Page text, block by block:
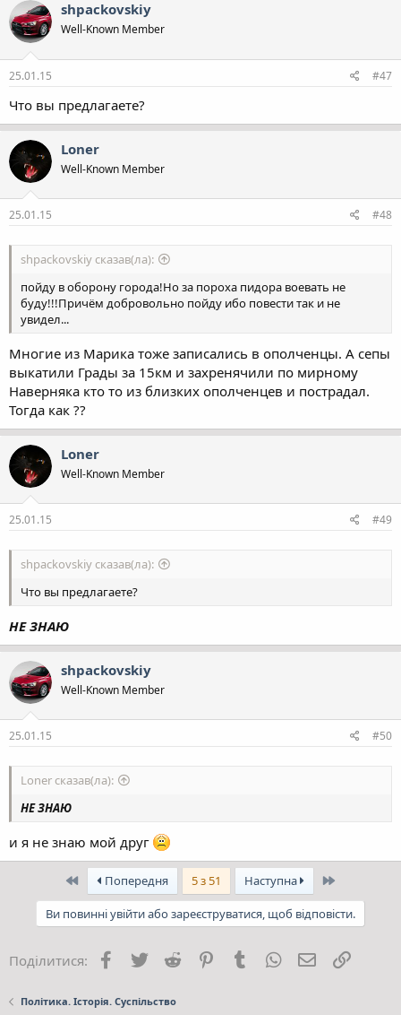
shpackovskiy
Well-Known Member
25.01.15 #47
Что вы предлагаете?
Loner
Well-Known Member
25.01.15 #48
shpackovskiy сказав(ла):
пойду в оборону города!Но за пороха пидора воевать не
буду!!!Причём добровольно пойду ибо повести так и не
увидел...
Многие из Марика тоже записались в ополченцы. А сепы
выкатили Грады за 15км и захренячили по мирному
Наверняка кто то из близких ополченцев и пострадал.
Тогда как ??
Loner
Well-Known Member
25.01.15 #49
shpackovskiy сказав(ла):
Что вы предлагаете?
НЕ ЗНАЮ
shpackovskiy
Well-Known Member
25.01.15 #50
Loner сказав(ла):
НЕ ЗНАЮ
и я не знаю мой друг
ПершийПопередня 5 з 51 Наступна Останній
Ви повинні увійти або зареєструватися, щоб відповісти.
Поділитися: Facebook
Twitter Reddit PinterestTumblrWhatsApp
E-mail
Політика. Історія. Суспільство